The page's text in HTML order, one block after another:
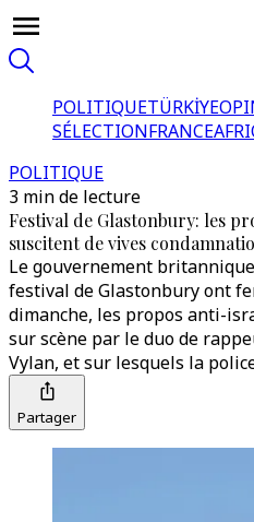
POLITIQUETÜRKİYE
SÉLECTIONFRANCE
POLITIQUE
3 min de lecture
Festival de Glastonbury: les
suscitent de vives
Le gouvernement
festival de Glastonbury ont
dimanche, les propos anti-
sur scène par le duo de
Vylan, et sur lesquels la
Partager